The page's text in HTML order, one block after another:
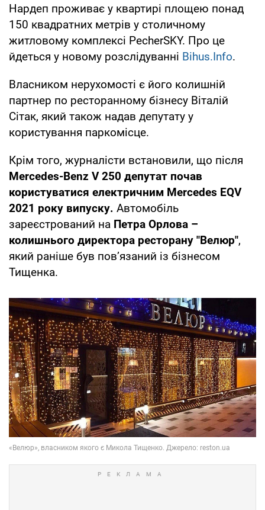
Нардеп проживає у квартирі площею понад
150 квадратних метрів у столичному
житловому комплексі PecherSKY. Про це
йдеться у новому розслідуванні Bihus.Info.
Власником нерухомості є його колишній
партнер по ресторанному бізнесу Віталій
Сітак, який також надав депутату у
користування паркомісце.
Крім того, журналісти встановили, що після
Mercedes-Benz V 250 депутат почав
користуватися електричним Mercedes EQV
2021 року випуску. Автомобіль
зареєстрований на Петра Орлова –
колишнього директора ресторану "Велюр",
який раніше був пов’язаний із бізнесом
Тищенка.